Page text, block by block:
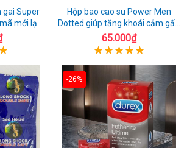
gai Super
mới lạ
Hộp bao cao su Power Men
Dotted giúp tăng khoái cảm gấp
đôi
65.000₫
-26%